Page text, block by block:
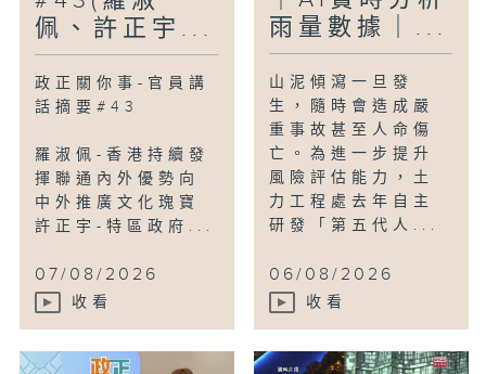
佩、許正宇...
政正關你事-官員講
話摘要#43
羅淑佩-香港持續發
揮聯通內外優勢向
中外推廣文化瑰寶
許正宇-特區政府...
07/08/2026
收看
雨量數據｜...
山泥傾瀉一旦發
生，隨時會造成嚴
重事故甚至人命傷
亡。為進一步提升
風險評估能力，土
力工程處去年自主
研發「第五代人...
06/08/2026
收看